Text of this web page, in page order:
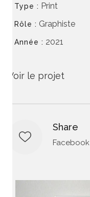
Type : Print
Rôle : Graphiste
Année : 2021
Voir le projet
Share
Facebook